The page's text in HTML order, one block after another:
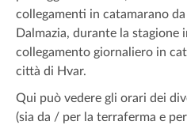
collegamenti in catamarano
Dalmazia, durante la stagione
collegamento giornaliero in
città di Hvar.
Qui può vedere gli orari dei
(sia da / per la terraferma e